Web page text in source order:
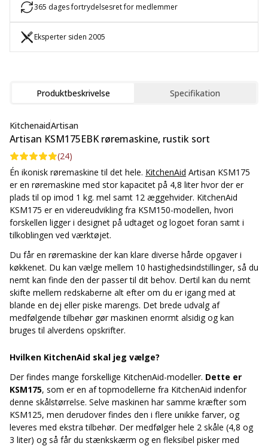
skifte mellem redskaberne alt efter om du er igang med at
blande en dej eller piske marengs. Det brede udvalg af
medfølgende tilbehør gør maskinen enormt alsidig og kan
bruges til alverdens opskrifter.
365 dages fortrydelsesret for medlemmer
Eksperter siden 2005
Produktbeskrivelse Specifikation
KitchenaidArtisan
Artisan KSM175EBK røremaskine, rustik sort
(24)
Én ikonisk røremaskine til det hele. KitchenAid Artisan KSM175
er en røremaskine med stor kapacitet på 4,8 liter hvor der er
plads til op imod 1 kg. mel samt 12 æggehvider. KitchenAid
KSM175 er en videreudvikling fra KSM150-modellen, hvori
forskellen ligger i designet på udtaget og logoet foran samt i
tilkoblingen ved værktøjet.
Du får en røremaskine der kan klare diverse hårde opgaver i
køkkenet. Du kan vælge mellem 10 hastighedsindstillinger, så du
nemt kan finde den der passer til dit behov. Dertil kan du nemt
skifte mellem redskaberne alt efter om du er igang med at
blande en dej eller piske marengs. Det brede udvalg af
medfølgende tilbehør gør maskinen enormt alsidig og kan
bruges til alverdens opskrifter.
Hvilken KitchenAid skal jeg vælge?
Der findes mange forskellige KitchenAid-modeller. Dette er
KSM175, som er en af topmodellerne fra KitchenAid indenfor
denne skålstørrelse. Selve maskinen har samme kræfter som
KSM125, men derudover findes den i flere unikke farver, og
leveres med ekstra tilbehør. Der medfølger hele 2 skåle (4,8 og
3 liter) og så får du stænkskærm og en fleksibel pisker med